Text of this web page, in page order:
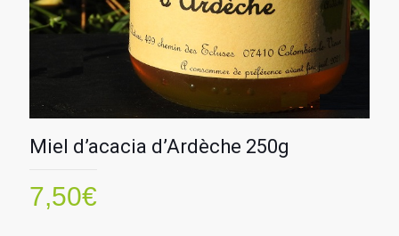
Miel d’acacia d’Ardèche 250g
7,50€